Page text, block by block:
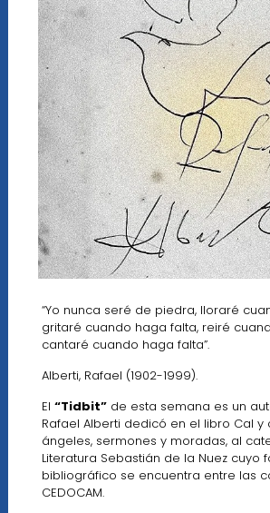
“Yo nunca seré de piedra, lloraré
gritaré cuando haga falta, reiré
cantaré cuando haga falta”.
Alberti, Rafael (1902-1999).
El “Tidbit”de esta semana es un
Rafael Alberti dedicó en el libro Cal y
ángeles, sermones y moradas, al
Literatura Sebastián de la Nuez cuyo
bibliográfico se encuentra entre las
CEDOCAM.